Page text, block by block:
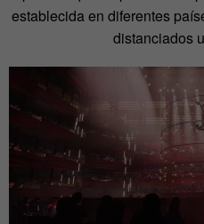
establecida en diferentes
distanciados